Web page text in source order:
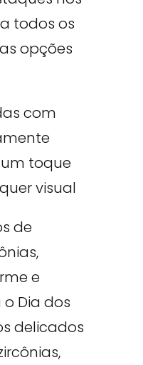
todos os
opções